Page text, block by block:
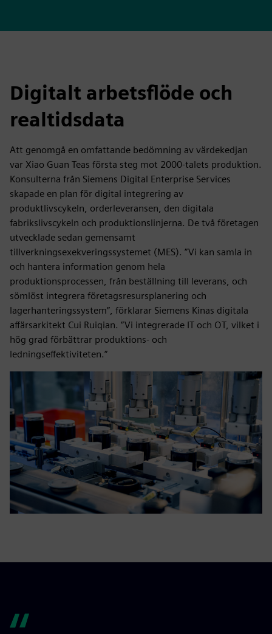
Digitalt arbetsflöde och
realtidsdata
Att genomgå en omfattande bedömning av värdekedjan
var Xiao Guan Teas första steg mot 2000-talets produktion.
Konsulterna från Siemens Digital Enterprise Services
skapade en plan för digital integrering av
produktlivscykeln, orderleveransen, den digitala
fabrikslivscykeln och produktionslinjerna. De två företagen
utvecklade sedan gemensamt
tillverkningsexekveringssystemet (MES). ”Vi kan samla in
och hantera information genom hela
produktionsprocessen, från beställning till leverans, och
sömlöst integrera företagsresursplanering och
lagerhanteringssystem”, förklarar Siemens Kinas digitala
affärsarkitekt Cui Ruiqian. ”Vi integrerade IT och OT, vilket i
hög grad förbättrar produktions- och
ledningseffektiviteten.”